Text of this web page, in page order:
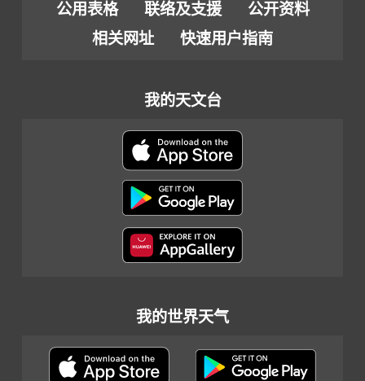
公用表格 联络及支援
公开资料
相关网址
快速用户指南
我的天文台
我的世界天气